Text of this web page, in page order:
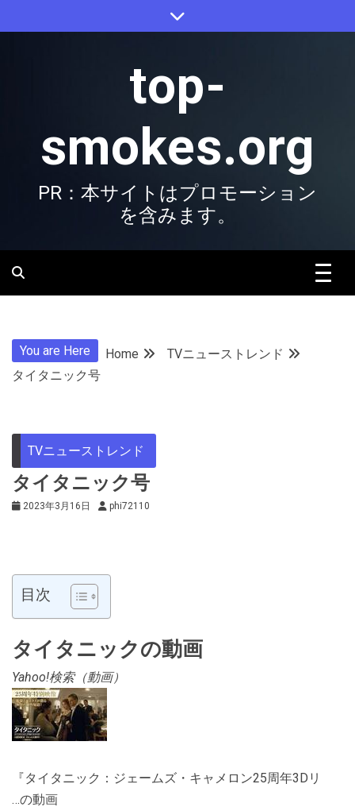
to
top-
smokes.org
PR：本サイトはプロモーション
を含みます。
You are Here Home
TVニューストレンド
タイタニック号
TVニューストレンド
タイタニック号
2023年3月16日 phi72110
目次
タイタニックの動画
Yahoo!検索（動画）
『タイタニック：ジェームズ・キャメロン25周年3Dリ
…の動画